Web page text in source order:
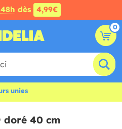
dès 4,99€
0
unies
doré 40 cm